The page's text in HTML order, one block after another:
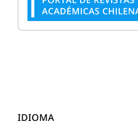
IDIOMA